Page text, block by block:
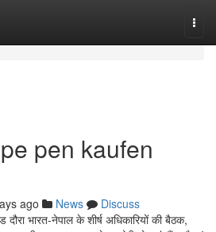
pen kaufen
ago News
Discuss
भारत-नेपाल के शीर्ष अधिकारियों की बैठक,